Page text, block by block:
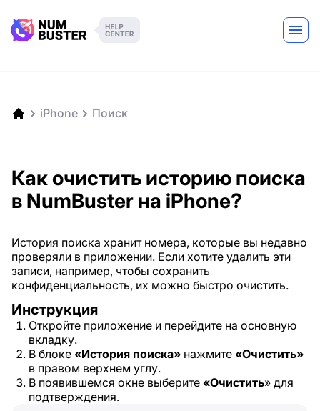
iPhone Поиск
Как очистить историю поиска
в NumBuster на iPhone?
История поиска хранит номера, которые вы недавно
проверяли в приложении. Если хотите удалить эти
записи, например, чтобы сохранить
конфиденциальность, их можно быстро очистить.
Инструкция
Откройте приложение и перейдите на основную
вкладку.
В блоке «История поиска» нажмите «Очистить»
в правом верхнем углу.
В появившемся окне выберите «Очистить» для
подтверждения.